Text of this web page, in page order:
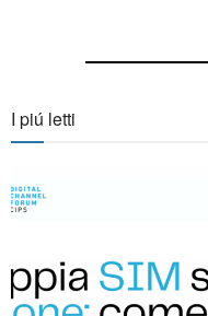
I piú letti